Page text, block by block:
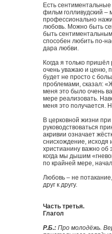
Есть
фильм голливудский –
профессионально
любовь. Можно быть
быть
способен любить по-
дара любви.
Когда я только пришёл
очень уважаю и ценю,
будет не просто с
проблемами, сказал:
меня это было очень
мере реализовать.
меня это получается.
В церковной жизни
руководствоваться
акривии означает
снисхождение, исходя
христианину важно об
когда мы дышим
по крайней мере,
Любовь – не
друг к другу.
Часть третья.
Глагол
Р.Б.: Про молодёжь.